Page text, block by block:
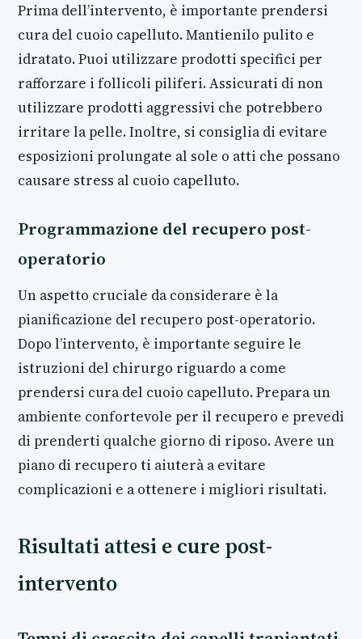
Prima dell’intervento, è importante prendersi
cura del cuoio capelluto. Mantienilo pulito e
idratato. Puoi utilizzare prodotti specifici per
rafforzare i follicoli piliferi. Assicurati di non
utilizzare prodotti aggressivi che potrebbero
irritare la pelle. Inoltre, si consiglia di evitare
esposizioni prolungate al sole o atti che possano
causare stress al cuoio capelluto.
Programmazione del recupero post-
operatorio
Un aspetto cruciale da considerare è la
pianificazione del recupero post-operatorio.
Dopo l’intervento, è importante seguire le
istruzioni del chirurgo riguardo a come
prendersi cura del cuoio capelluto. Prepara un
ambiente confortevole per il recupero e prevedi
di prenderti qualche giorno di riposo. Avere un
piano di recupero ti aiuterà a evitare
complicazioni e a ottenere i migliori risultati.
Risultati attesi e cure post-
intervento